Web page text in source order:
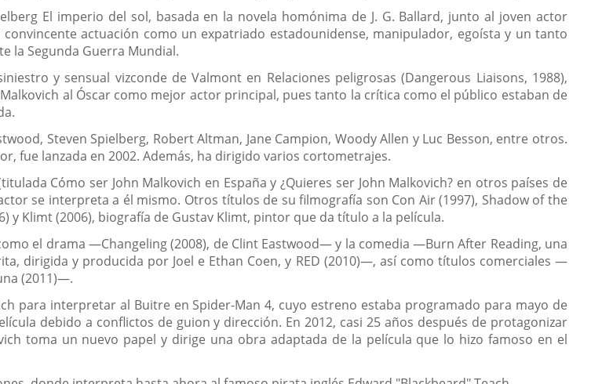
El imperio del sol, basada en la novela homónima de J. G. Ballard, junto al joven actor
actuación como un expatriado estadounidense, manipulador, egoísta y un tanto
la Segunda Guerra Mundial.
y sensual vizconde de Valmont en Relaciones peligrosas (Dangerous Liaisons, 1988),
al Óscar como mejor actor principal, pues tanto la crítica como el público estaban de
Steven Spielberg, Robert Altman, Jane Campion, Woody Allen y Luc Besson, entre otros.
fue lanzada en 2002. Además, ha dirigido varios cortometrajes.
Cómo ser John Malkovich en España y ¿Quieres ser John Malkovich? en otros países de
se interpreta a él mismo. Otros títulos de su filmografía son Con Air (1997), Shadow of the
y Klimt (2006), biografía de Gustav Klimt, pintor que da título a la película.
el drama —Changeling (2008), de Clint Eastwood— y la comedia —Burn After Reading, una
dirigida y producida por Joel e Ethan Coen, y RED (2010)—, así como títulos comerciales —
(2011)—.
para interpretar al Buitre en Spider-Man 4, cuyo estreno estaba programado para mayo de
debido a conflictos de guion y dirección. En 2012, casi 25 años después de protagonizar
toma un nuevo papel y dirige una obra adaptada de la película que lo hizo famoso en el